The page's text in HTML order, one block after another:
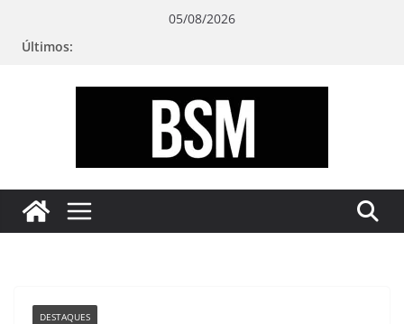
05/08/2026
Últimos:
sua
Mente
DESTAQUES